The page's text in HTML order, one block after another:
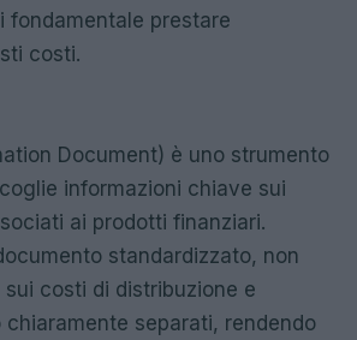
fondamentale prestare
costi.
Document) è uno strumento
informazioni chiave sui
ai prodotti finanziari.
standardizzato, non
costi di distribuzione e
chiaramente separati, rendendo